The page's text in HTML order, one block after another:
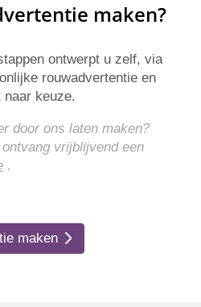
maken?
ontwerpt u zelf, via
rouwadvertentie en
naar keuze.
door ons laten maken?
vrijblijvend een
.
maken